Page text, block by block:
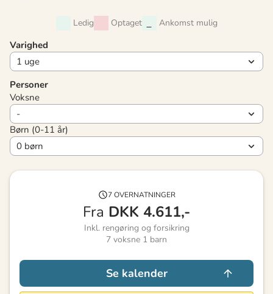
Ledig Optaget Ankomst mulig
Varighed
Personer
Voksne
Børn (0-11 år)
7 OVERNATNINGER
Fra DKK 4.611,-
Inkl. rengøring og forsikring
7 voksne 1 barn
Se kalender